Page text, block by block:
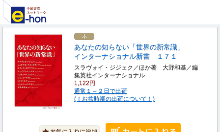
あなたの知らない「世界の新常識」
インターナショナル新書 １７１
スラヴォイ・ジジェク／ほか著 大野和基／編
集英社インターナショナル
1,122円
通常１～２日で出荷
(！お盆時期の出荷について！)